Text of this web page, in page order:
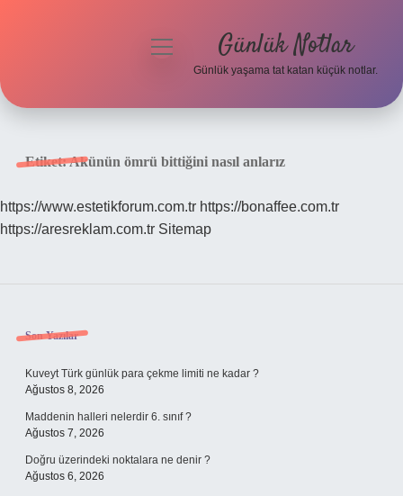
Hakkımızda
menüyü
Günlük Notlar
Günlük yaşama tat katan küçük notlar.
Etiket:Akünün ömrü bittiğini nasıl anlarız
https://www.estetikforum.com.tr https://bonaffee.com.tr
https://aresreklam.com.tr Sitemap
Sidebar
Son Yazılar
Kuveyt Türk günlük para çekme limiti ne kadar ?
Ağustos 8, 2026
Maddenin halleri nelerdir 6. sınıf ?
Ağustos 7, 2026
Doğru üzerindeki noktalara ne denir ?
Ağustos 6, 2026